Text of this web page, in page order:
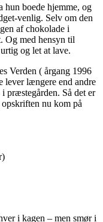
hun boede hjemme, og
venlig. Selv om den
af chokolade i
Og med hensyn til
og let at lave.
Verden ( årgang 1996
lever længere end andre
præstegården. Så det er
nu kom på
i kagen – men smør i